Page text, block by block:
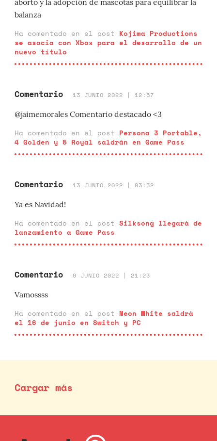
aborto y la adopción de mascotas para equilibrar la
balanza
Ha comentado en el post Kojima Productions
se asocia con Xbox para el desarrollo de un
nuevo título
Comentario 13 JUNIO 2022 | 12:57
@jaimemorales Comentario destacado <3
Ha comentado en el post Persona 3 Portable,
4 Golden y 5 Royal saldrán en Game Pass
Comentario 13 JUNIO 2022 | 03:32
Ya es Navidad!
Ha comentado en el post Silksong llegará de
lanzamiento a Game Pass
Comentario 9 JUNIO 2022 | 21:23
Vamossss
Ha comentado en el post Neon White saldrá
el 16 de junio en Switch y PC
Cargar más